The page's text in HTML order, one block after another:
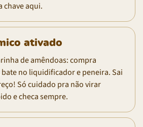
chave aqui.
ativado
de amêndoas: compra
no liquidificador e peneira. Sai
Só cuidado pra não virar
e checa sempre.